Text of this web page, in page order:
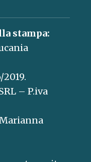
stampa:
2019.
– P.iva